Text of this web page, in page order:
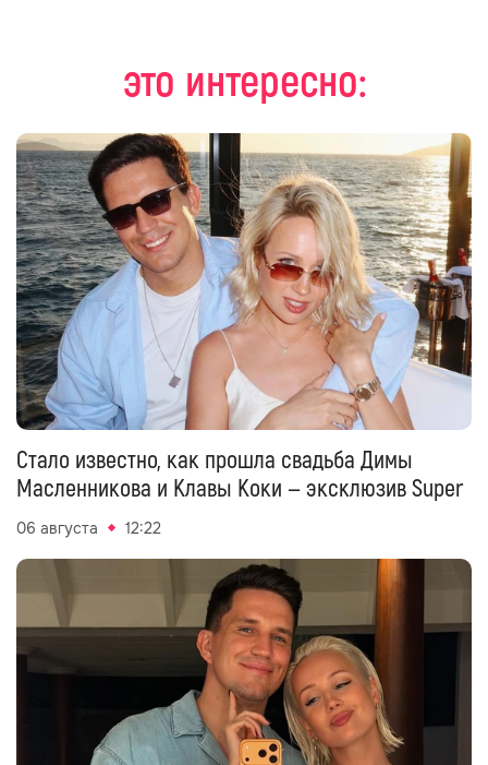
это интересно:
Стало известно, как прошла свадьба Димы
Масленникова и Клавы Коки — эксклюзив Super
06 августа 12:22